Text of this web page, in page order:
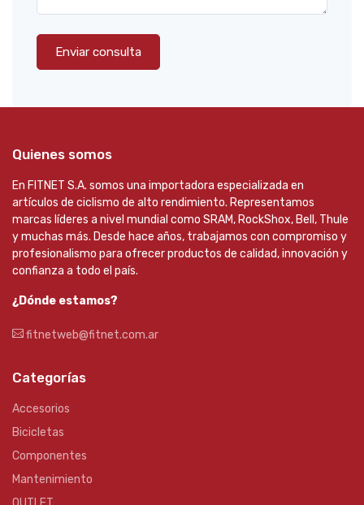
Enviar consulta
Quienes somos
En FITNET S.A. somos una importadora especializada en
artículos de ciclismo de alto rendimiento. Representamos
marcas líderes a nivel mundial como SRAM, RockShox, Bell, Thule
y muchas más. Desde hace años, trabajamos con compromiso y
profesionalismo para ofrecer productos de calidad, innovación y
confianza a todo el país.
¿Dónde estamos?
fitnetweb@fitnet.com.ar
Categorías
Accesorios
Bicicletas
Componentes
Mantenimiento